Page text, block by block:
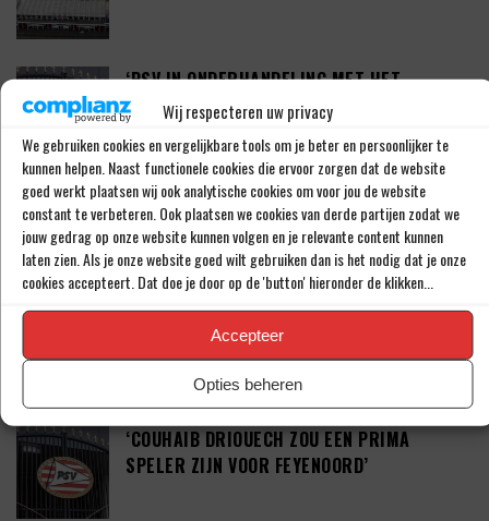
Wij respecteren uw privacy
We gebruiken cookies en vergelijkbare tools om je beter en persoonlijker te
kunnen helpen. Naast functionele cookies die ervoor zorgen dat de website
goed werkt plaatsen wij ook analytische cookies om voor jou de website
constant te verbeteren. Ook plaatsen we cookies van derde partijen zodat we
jouw gedrag op onze website kunnen volgen en je relevante content kunnen
laten zien. Als je onze website goed wilt gebruiken dan is het nodig dat je onze
cookies accepteert. Dat doe je door op de 'button' hieronder de klikken...
Accepteer
Opties beheren
‘PSV IN ONDERHANDELING MET HET
SCHOTSE RANGERS FC’
‘PSV WIL ZICH GAAN VERSTERKEN MET 29-
JARIGE ADAMA CAMARA’
JOEL DROMMEL (29) TEKENT VOOR VIER
JAAR BIJ FC TWENTE
‘COUHAIB DRIOUECH ZOU EEN PRIMA
SPELER ZIJN VOOR FEYENOORD’